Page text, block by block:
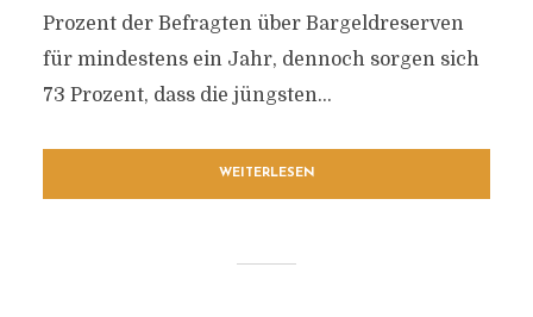
Prozent der Befragten über Bargeldreserven
für mindestens ein Jahr, dennoch sorgen sich
73 Prozent, dass die jüngsten...
WEITERLESEN